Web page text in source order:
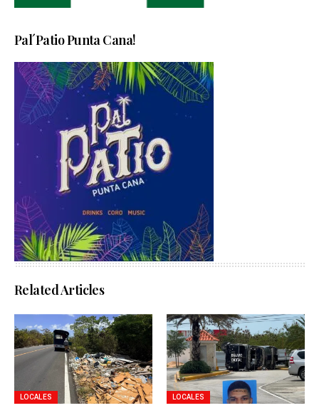
Pal´Patio Punta Cana!
Related Articles
LOCALES LOCALES